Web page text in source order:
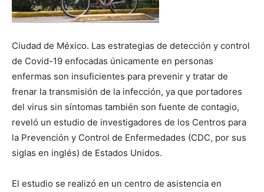
Ciudad de México. Las estrategias de detección y control
de Covid-19 enfocadas únicamente en personas
enfermas son insuficientes para prevenir y tratar de
frenar la transmisión de la infección, ya que portadores
del virus sin síntomas también son fuente de contagio,
reveló un estudio de investigadores de los Centros para
la Prevención y Control de Enfermedades (CDC, por sus
siglas en inglés) de Estados Unidos.
El estudio se realizó en un centro de asistencia en